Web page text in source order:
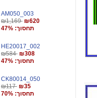
AM050_003
₪1,169 ₪620
תחסוך: 47%
HE20017_002
₪584 ₪308
תחסוך: 47%
CK80014_050
₪117 ₪35
תחסוך: 70%